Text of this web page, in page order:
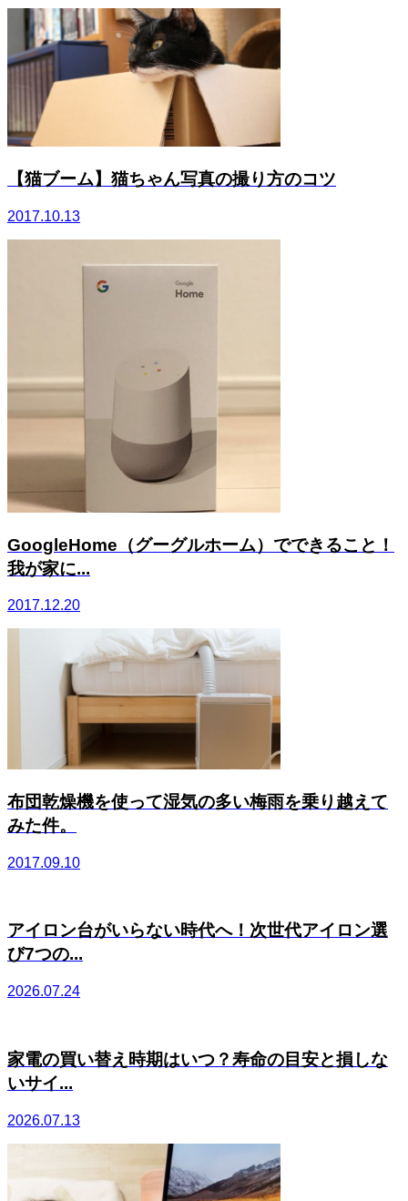
【猫ブーム】猫ちゃん写真の撮り方のコツ
2017.10.13
GoogleHome（グーグルホーム）でできること！
我が家に...
2017.12.20
布団乾燥機を使って湿気の多い梅雨を乗り越えて
みた件。
2017.09.10
アイロン台がいらない時代へ！次世代アイロン選
び7つの...
2026.07.24
家電の買い替え時期はいつ？寿命の目安と損しな
いサイ...
2026.07.13